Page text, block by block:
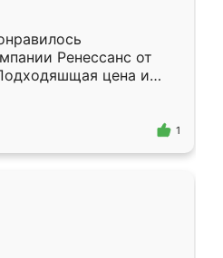
Ренессанс от
цена и
Приехавший
Владислав
эскизу самый
1